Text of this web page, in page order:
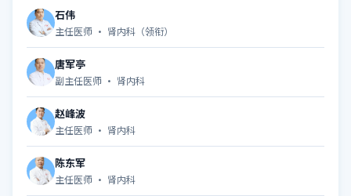
石伟
主任医师 · 肾内科（领衔）
唐军亭
副主任医师 · 肾内科
赵峰波
主任医师 · 肾内科
陈东军
主任医师 · 肾内科